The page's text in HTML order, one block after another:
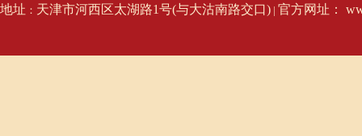
地址 ： 天津市河西区太湖路1号(与大沽南路交口) 官方网址：